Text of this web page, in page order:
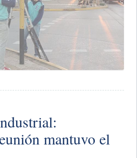
mantuvo el